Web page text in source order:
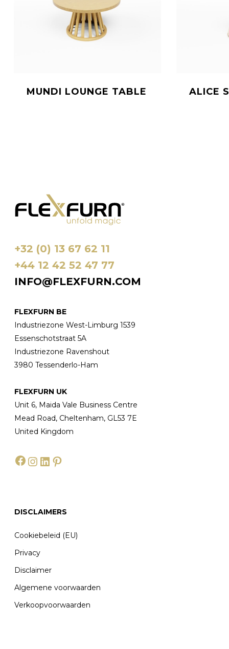
MUNDI LOUNGE TABLE ALICE
+32 (0) 13 67 62 11
+44 12 42 52 47 77
INFO@FLEXFURN.COM
FLEXFURN BE
Industriezone West-Limburg 1539
Essenschotstraat 5A
Industriezone Ravenshout
3980 Tessenderlo-Ham
FLEXFURN UK
Unit 6, Maida Vale Business Centre
Mead Road, Cheltenham, GL53 7E
United Kingdom
Facebook
Instagram
LinkedIn
DISCLAIMERS
Cookiebeleid (EU)
Privacy
Disclaimer
Algemene voorwaarden
Verkoopvoorwaarden